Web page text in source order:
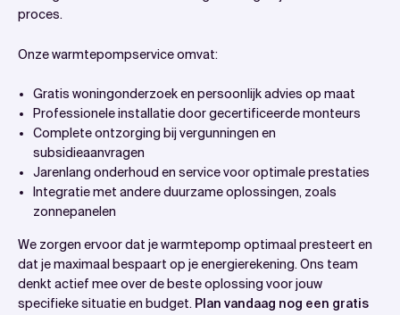
proces.
Onze warmtepompservice omvat:
Gratis woningonderzoek en persoonlijk advies op maat
Professionele installatie door gecertificeerde monteurs
Complete ontzorging bij vergunningen en
subsidieaanvragen
Jarenlang onderhoud en service voor optimale prestaties
Integratie met andere duurzame oplossingen, zoals
zonnepanelen
We zorgen ervoor dat je warmtepomp optimaal presteert en
dat je maximaal bespaart op je energierekening. Ons team
denkt actief mee over de beste oplossing voor jouw
specifieke situatie en budget. Plan vandaag nog een gratis